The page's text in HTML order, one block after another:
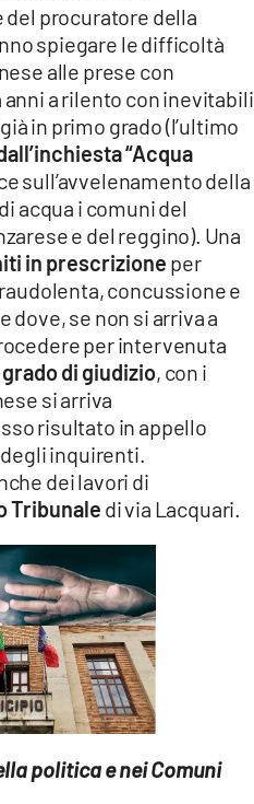
del procuratore della
spiegare le difficoltà
alle prese con
a rilento con inevitabili
già in primo grado (l’ultimo
“Acqua
sull’avvelenamento della
acqua i comuni del
e del reggino). Una
in prescrizione per
concussione e
se non si arriva a
per intervenuta
di giudizio, con i
si arriva
risultato in appello
inquirenti.
dei lavori di
Tribunale di via Lacquari.
politica e nei Comuni